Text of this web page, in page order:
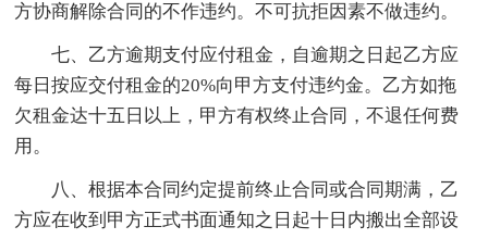
方协商解除合同的不作违约。不可抗拒因素不做违约。
七、乙方逾期支付应付租金，自逾期之日起乙方应
每日按应交付租金的20%向甲方支付违约金。乙方如拖
欠租金达十五日以上，甲方有权终止合同，不退任何费
用。
八、根据本合同约定提前终止合同或合同期满，乙
方应在收到甲方正式书面通知之日起十日内搬出全部设